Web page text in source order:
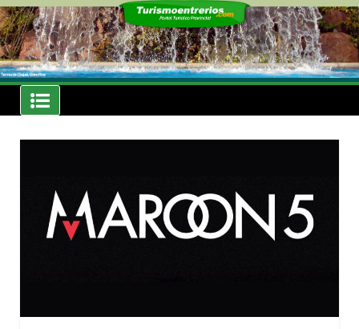
Skip
to
content
Noticias
Turismoentrerios.com